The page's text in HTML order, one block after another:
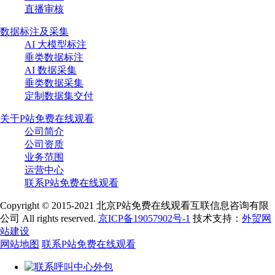
直播审核
数据标注及采集
AI 大模型标注
垂类数据标注
AI 数据采集
垂类数据采集
定制数据集交付
关于P站免费在线观看
公司简介
公司资质
业务范围
运营中心
联系P站免费在线观看
Copyright © 2015-2021 北京P站免费在线观看互联信息咨询有限
公司 All rights reserved. 京ICP备19057902号-1 技术支持： 外贸网
站建设
网站地图 联系P站免费在线观看